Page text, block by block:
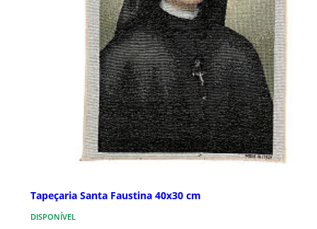
Tapeçaria Santa Faustina 40x30 cm
DISPONÍVEL